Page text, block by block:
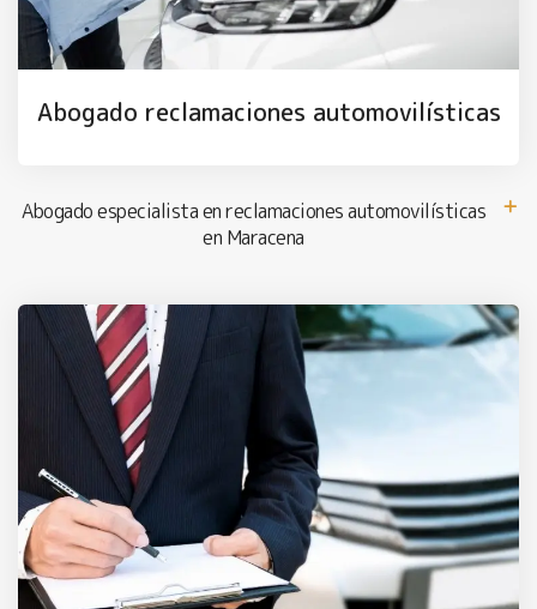
Abogado reclamaciones automovilísticas
Abogado especialista en reclamaciones automovilísticas
en Maracena